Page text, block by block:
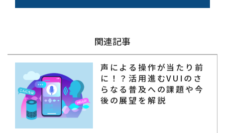
関連記事
声による操作が当たり前
に！？活用進むVUIのさ
らなる普及への課題や今
後の展望を解説